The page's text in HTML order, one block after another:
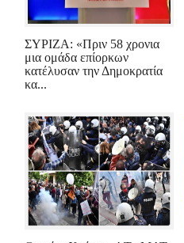
ΣΥΡΙΖΑ: «Πριν 58 χρονια
μια ομάδα επίορκων
κατέλυσαν την Δημοκρατία
κα...